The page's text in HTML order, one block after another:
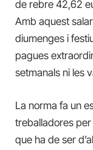
de rebre 42,62
Amb aquest
diumenges i
pagues
setmanals ni les
La norma fa un
treballadores per
que ha de ser